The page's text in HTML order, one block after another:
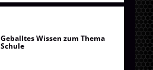
Geballtes Wissen zum Thema
Schule